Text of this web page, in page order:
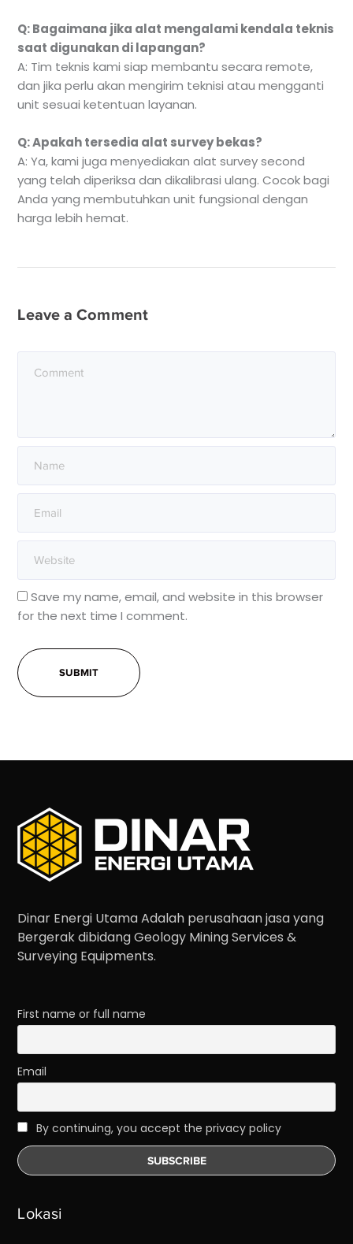
Q: Bagaimana jika alat mengalami kendala teknis
saat digunakan di lapangan?
A: Tim teknis kami siap membantu secara remote,
dan jika perlu akan mengirim teknisi atau mengganti
unit sesuai ketentuan layanan.
Q: Apakah tersedia alat survey bekas?
A: Ya, kami juga menyediakan alat survey second
yang telah diperiksa dan dikalibrasi ulang. Cocok bagi
Anda yang membutuhkan unit fungsional dengan
harga lebih hemat.
Leave a Comment
Save my name, email, and website in this browser
for the next time I comment.
Dinar Energi Utama Adalah perusahaan jasa yang
Bergerak dibidang Geology Mining Services &
Surveying Equipments.
First name or full name
Email
By continuing, you accept the privacy policy
Lokasi